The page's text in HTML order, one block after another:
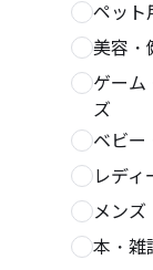
ペット
美容・
ゲーム
ズ
ベビー
レディ
メンズ
本・雑